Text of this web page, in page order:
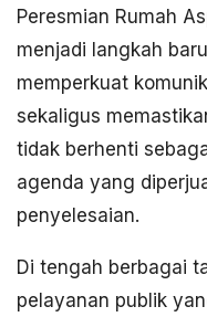
Peresmian Rumah
menjadi langkah
memperkuat
sekaligus
tidak berhenti
agenda yang
penyelesaian.
Di tengah berbagai
pelayanan publik